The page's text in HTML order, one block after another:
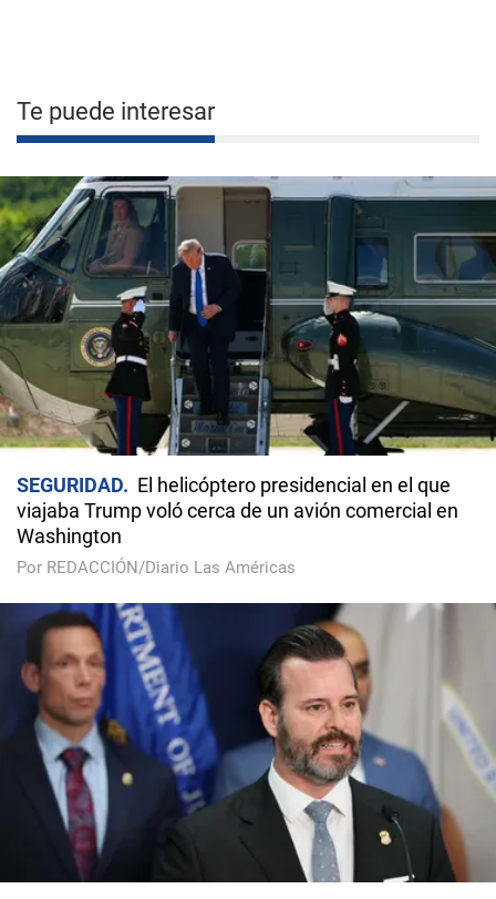
Te puede interesar
SEGURIDAD
El helicóptero presidencial en el que
viajaba Trump voló cerca de un avión comercial en
Washington
Por REDACCIÓN/Diario Las Américas